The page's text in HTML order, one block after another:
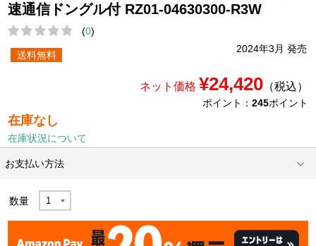
速通信ドングル付 RZ01-04630300-R3W
(0)
2024年3月 発売
送料無料
ネット価格 ¥24,420（税込）
ポイント： 245ポイント
在庫なし
在庫状況について
お支払い方法
数量